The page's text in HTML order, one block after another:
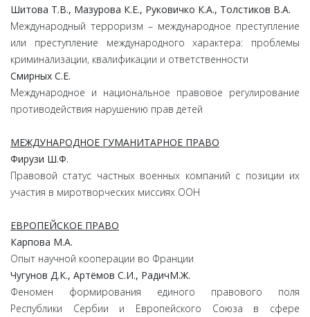
Шитова Т.В., Мазурова К.Е., Руковичко К.А., Толстиков В.А.
Международный терроризм – международное преступление
или преступление международного характера: проблемы
криминализации, квалификации и ответственности
Смирных С.Е.
Международное и национальное правовое регулирование
противодействия нарушению прав детей
МЕЖДУНАРОДНОЕ ГУМАНИТАРНОЕ ПРАВО
Фирузи Ш.Ф.
Правовой статус частных военных компаний с позиции их
участия в миротворческих миссиях ООН
ЕВРОПЕЙСКОЕ ПРАВО
Карпова М.А.
Опыт научной кооперации во Франции
Чугунов Д.К., Артёмов С.И., РадичМ.Ж.
Феномен формирования единого правового поля
Республики Сербии и Европейского Союза в сфере